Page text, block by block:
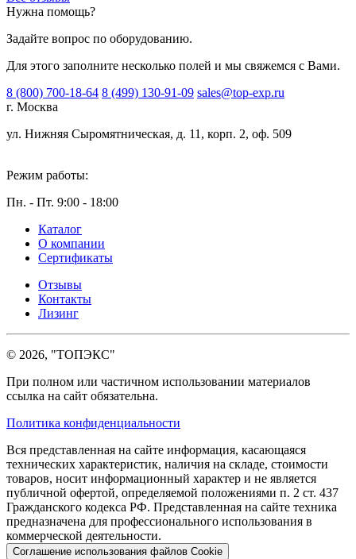
Нужна помощь?
Задайте вопрос по оборудованию.
Для этого заполните несколько полей и мы свяжемся с Вами.
8 (800) 700-18-64 8 (499) 130-91-09 sales@top-exp.ru
г. Москва
ул. Нижняя Сыромятническая, д. 11, корп. 2, оф. 509
Режим работы:
Пн. - Пт. 9:00 - 18:00
Каталог
О компании
Сертификаты
Отзывы
Контакты
Лизинг
© 2026, "ТОПЭКС"
При полном или частичном использовании материалов
ссылка на сайт обязательна.
Политика конфиденциальности
Вся представленная на сайте информация, касающаяся
технических характеристик, наличия на складе, стоимости
товаров, носит информационный характер и не является
публичной офертой, определяемой положениями п. 2 ст. 437
Гражданского кодекса РФ. Представленная на сайте техника
предназначена для профессионального использования в
коммерческой деятельности.
Соглашение использования файлов Cookie